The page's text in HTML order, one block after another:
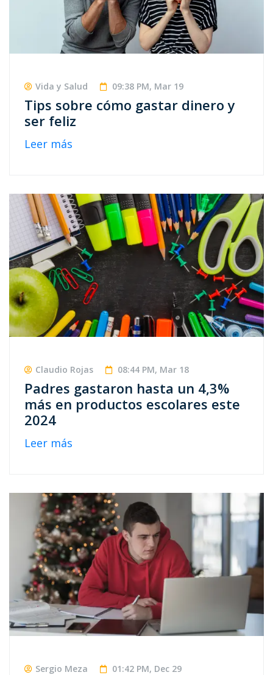
Vida y Salud 09:38 PM, Mar 19
Tips sobre cómo gastar dinero y
ser feliz
Leer más
Claudio Rojas 08:44 PM, Mar 18
Padres gastaron hasta un 4,3%
más en productos escolares este
2024
Leer más
Sergio Meza 01:42 PM, Dec 29